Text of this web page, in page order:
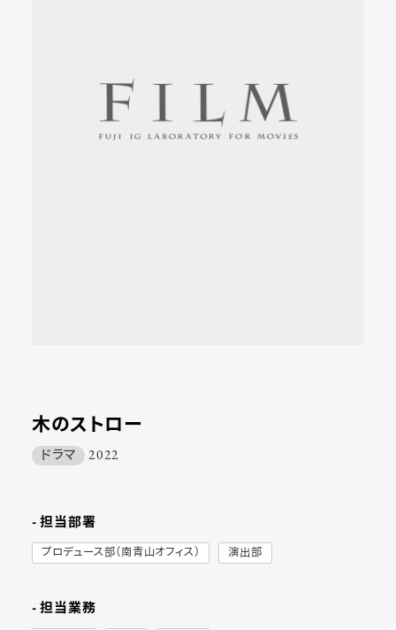
木のストロー
ドラマ 2022
- 担当部署
プロデュース部（南青山オフィス） 演出部
- 担当業務